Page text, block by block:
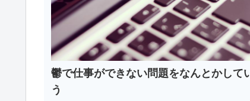
鬱で仕事ができない問題をなんとかして
う